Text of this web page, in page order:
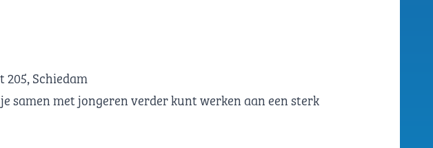
205, Schiedam
samen met jongeren verder kunt werken aan een sterk